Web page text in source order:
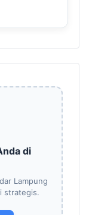
di
Lampung
strategis.